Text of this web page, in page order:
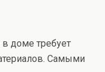
доме требует
Самыми